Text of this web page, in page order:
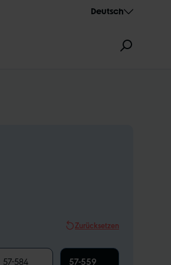
Deutsch
Zurücksetzen
57-584 57-559